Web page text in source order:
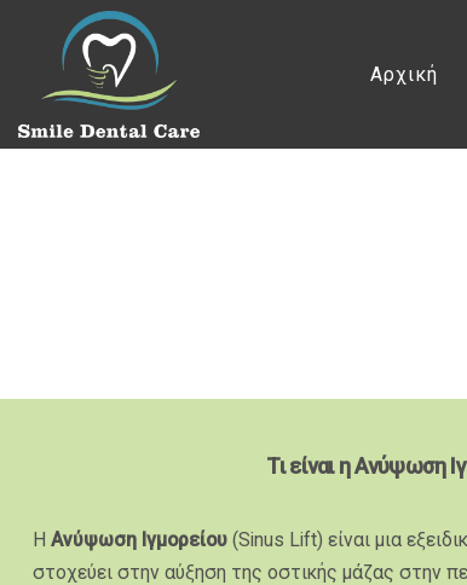
Αρχική
Τι είναι η Ανύψωση
Η Ανύψωση Ιγμορείου (Sinus Lift) είναι μια
στοχεύει στην αύξηση της οστικής μάζας στην